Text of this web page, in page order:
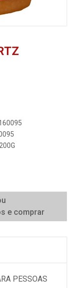
e comprar
PESSOAS